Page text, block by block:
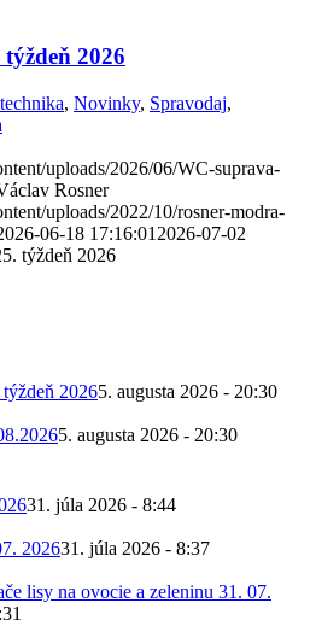
2026
, Novinky, Spravodaj,
uploads/2026/06/WC-suprava-
Rosner
uploads/2022/10/rosner-modra-
06-18 17:16:01 2026-07-02
týždeň 2026
20265. augusta 2026 - 20:30
5. augusta 2026 - 20:30
31. júla 2026 - 8:44
202631. júla 2026 - 8:37
lisy na ovocie a zeleninu 31. 07.